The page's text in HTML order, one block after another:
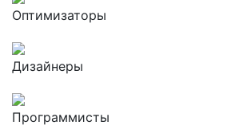
Оптимизаторы
Дизайнеры
Программисты